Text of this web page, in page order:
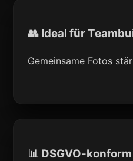
👥 Ideal für
Gemeinsame Fotos
📊 DSGVO-